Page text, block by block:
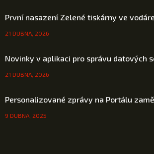
První nasazení Zelené tiskárny ve
21 DUBNA, 2026
Novinky v aplikaci pro správu datových
21 DUBNA, 2026
Personalizované zprávy na Portálu
9 DUBNA, 2025